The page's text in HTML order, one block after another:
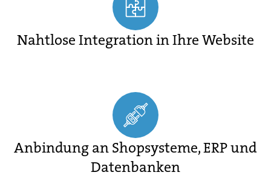
Nahtlose Integration in Ihre Website
Anbindung an Shopsysteme, ERP und
Datenbanken